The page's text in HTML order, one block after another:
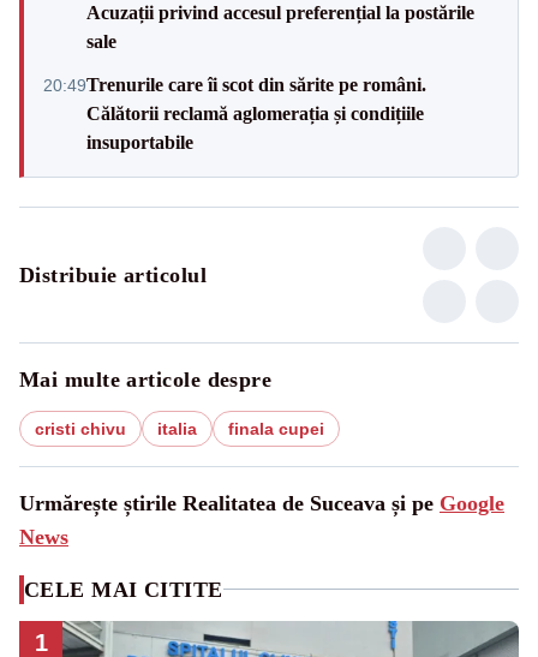
Acuzații privind accesul preferențial la postările
sale
20:49Trenurile care îi scot din sărite pe români.
Călătorii reclamă aglomerația și condițiile
insuportabile
Distribuie articolul
Mai multe articole despre
cristi chivu italia finala cupei
Urmărește știrile Realitatea de Suceava și pe Google
News
CELE MAI CITITE
1